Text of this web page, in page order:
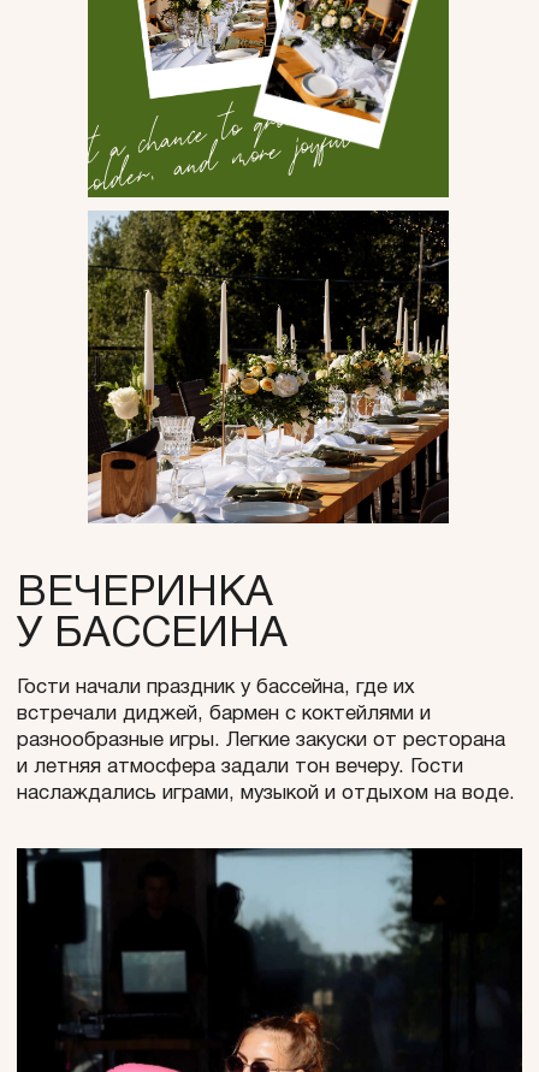
УЖИН
После вечеринки у бассейна гости
ждал ужин в итальянском стиле. Гирлянды
создавали сказочную атмосферу, а кавер-дуэт
(солистка и саксофон) добавлял романтики.
Гости участвовали в итальянских
интерактивах, наблюдали за приготовлением
пасты на анимационной станции и
наслаждались кальяном под открытым небом.